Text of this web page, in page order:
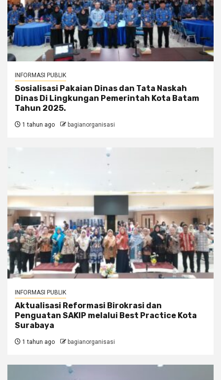
INFORMASI PUBLIK
Sosialisasi Pakaian Dinas dan Tata Naskah
Dinas Di Lingkungan Pemerintah Kota Batam
Tahun 2025.
1 tahun ago bagianorganisasi
INFORMASI PUBLIK
Aktualisasi Reformasi Birokrasi dan
Penguatan SAKIP melalui Best Practice Kota
Surabaya
1 tahun ago bagianorganisasi